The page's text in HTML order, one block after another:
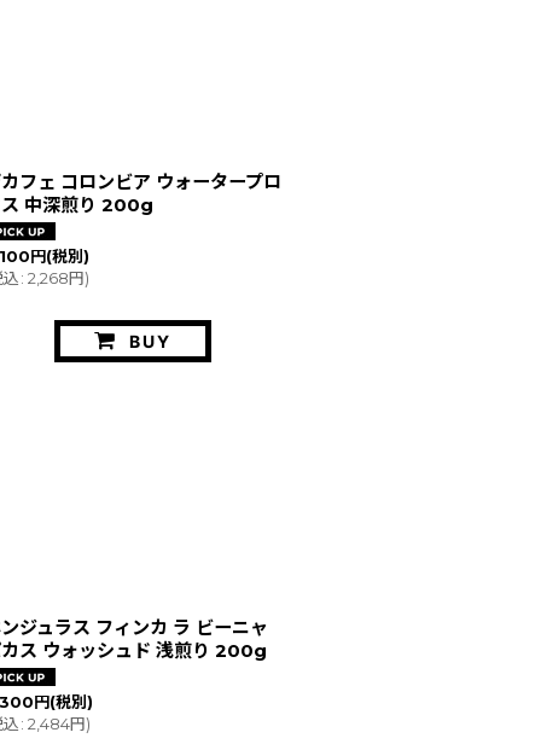
フェ コロンビア ウォータープロ
中深煎り 200g
円(税別)
: 2,268円)
BUY
ジュラス フィンカ ラ ビーニャ
ス ウォッシュド 浅煎り 200g
円(税別)
: 2,484円)